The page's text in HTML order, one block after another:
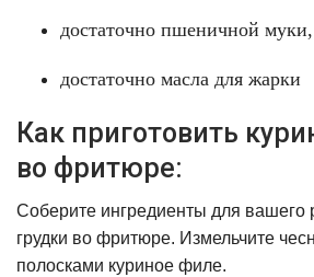
достаточно пшеничной
достаточно масла для жарки
Как приготовить
во фритюре:
Соберите ингредиенты для вашего
грудки во фритюре. Измельчите
полосками куриное филе.